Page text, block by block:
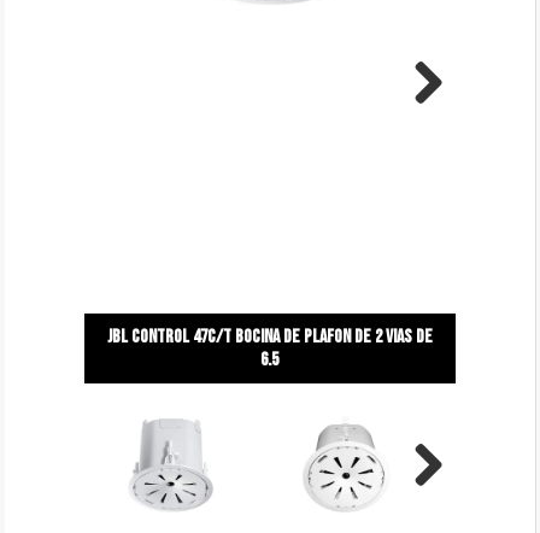
Jbl control 47c/t bocina de plafon de 2 vias de
6.5